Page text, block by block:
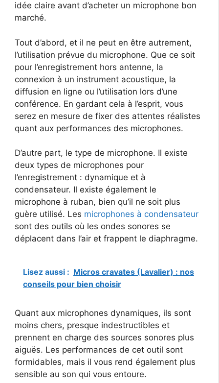
idée claire avant d’acheter un microphone bon
marché.
Tout d’abord, et il ne peut en être autrement,
l’utilisation prévue du microphone. Que ce soit
pour l’enregistrement hors antenne, la
connexion à un instrument acoustique, la
diffusion en ligne ou l’utilisation lors d’une
conférence. En gardant cela à l’esprit, vous
serez en mesure de fixer des attentes réalistes
quant aux performances des microphones.
D’autre part, le type de microphone. Il existe
deux types de microphones pour
l’enregistrement : dynamique et à
condensateur. Il existe également le
microphone à ruban, bien qu’il ne soit plus
guère utilisé. Les microphones à condensateur
sont des outils où les ondes sonores se
déplacent dans l’air et frappent le diaphragme.
Lisez aussi : Micros cravates (Lavalier) : nos
conseils pour bien choisir
Quant aux microphones dynamiques, ils sont
moins chers, presque indestructibles et
prennent en charge des sources sonores plus
aiguës. Les performances de cet outil sont
formidables, mais il vous rend également plus
sensible au son qui vous entoure.